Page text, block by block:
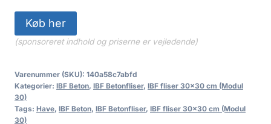
Køb her
(sponsoreret indhold og priserne er vejledende)
Varenummer (SKU): 140a58c7abfd
Kategorier: IBF Beton, IBF Betonfliser, IBF fliser 30x30 cm (Modul
30)
Tags: Have, IBF Beton, IBF Betonfliser, IBF fliser 30x30 cm (Modul
30)